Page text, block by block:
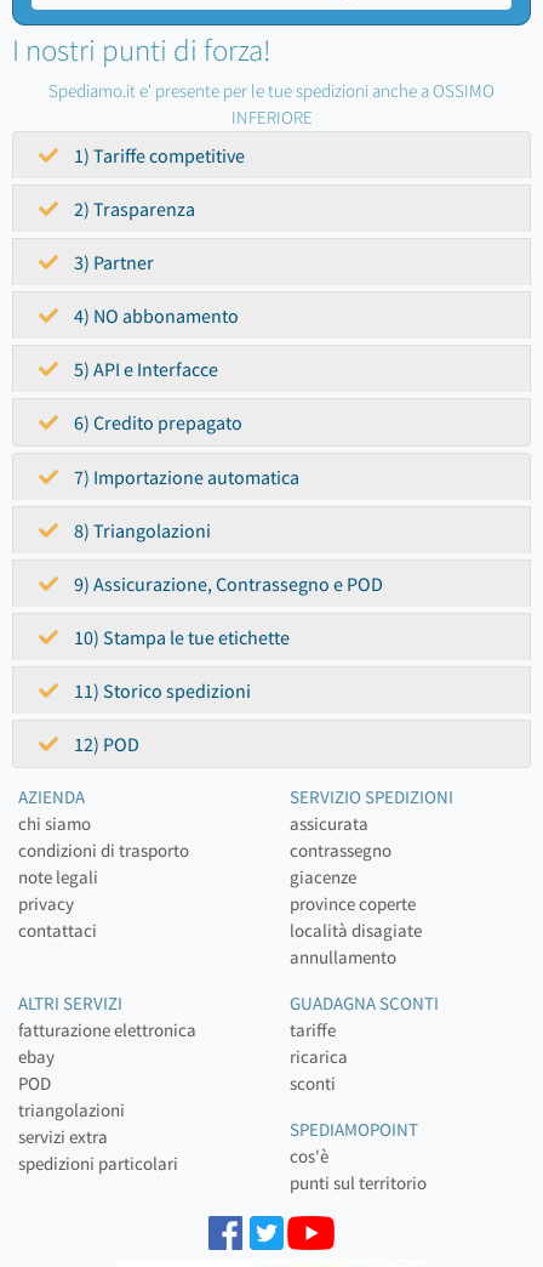
I nostri punti di forza!
Spediamo.it e' presente per le tue spedizioni anche a OSSIMO
INFERIORE
1) Tariffe competitive
2) Trasparenza
3) Partner
4) NO abbonamento
5) API e Interfacce
6) Credito prepagato
7) Importazione automatica
8) Triangolazioni
9) Assicurazione, Contrassegno e POD
10) Stampa le tue etichette
11) Storico spedizioni
12) POD
AZIENDA
chi siamo
condizioni di trasporto
note legali
privacy
contattaci
SERVIZIO SPEDIZIONI
assicurata
contrassegno
giacenze
province coperte
località disagiate
annullamento
ALTRI SERVIZI
fatturazione elettronica
ebay
POD
triangolazioni
servizi extra
spedizioni particolari
GUADAGNA SCONTI
tariffe
ricarica
sconti
SPEDIAMOPOINT
cos'è
punti sul territorio